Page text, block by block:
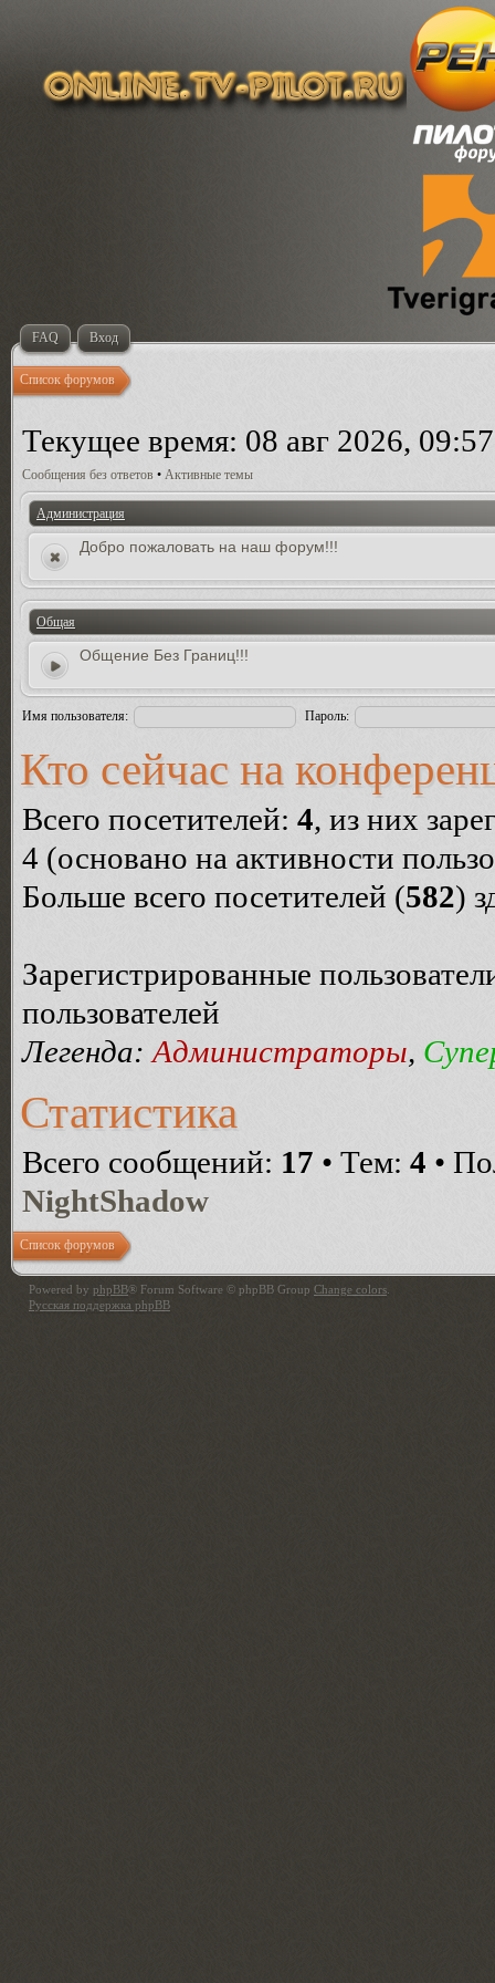
FAQ Вход
Список форумов
Текущее время: 08 авг 2026, 09:57
Сообщения без ответов • Активные темы
Администрация
Добро пожаловать на наш форум!!!
Общая
Общение Без Границ!!!
Имя пользователя: Пароль:
Кто сейчас на
Всего посетителей: 4, из них
4 (основано на активности
Больше всего посетителей (582)
Зарегистрированные
пользователей
Легенда: Администраторы,
Статистика
Всего сообщений: 17 • Тем: 4 •
NightShadow
Список форумов
Powered by phpBB® Forum Software © phpBB Group Change colors
Русская поддержка phpBB